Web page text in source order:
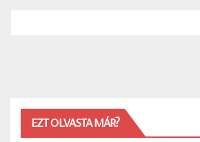
EZT OLVASTA MÁR?